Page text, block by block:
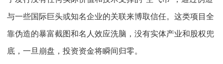
与一些国际巨头或知名企业的关联来博取信任。这类项目全
靠伪造的暴富截图和名人效应洗脑，没有实体产业和股权兜
底，一旦崩盘，投资资金将瞬间归零。